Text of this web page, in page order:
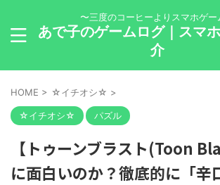
〜三度のコーヒーよりスマホゲー
あで子のゲームログ｜スマ
介
HOME > ☆イチオシ☆ >
☆イチオシ☆ パズル
【トゥーンブラスト(Toon
に面白いのか？徹底的に「辛